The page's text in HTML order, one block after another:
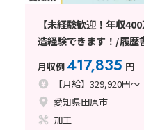
【未経験歓迎！年収
造経験できます！/履歴
月収例417,835 円
【月給】329,920円～
愛知県田原市
加工